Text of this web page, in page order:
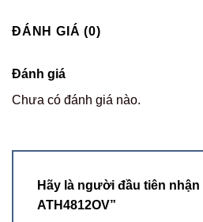
ĐÁNH GIÁ (0)
Đánh giá
Chưa có đánh giá nào.
Hãy là người đầu tiên nhận
ATH4812OV”